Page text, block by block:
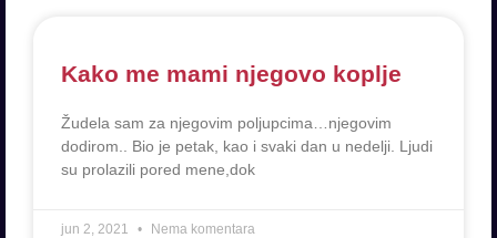
Kako me mami njegovo koplje
Žudela sam za njegovim poljupcima…njegovim
dodirom.. Bio je petak, kao i svaki dan u nedelji. Ljudi
su prolazili pored mene,dok
jun 2, 2021 Nema komentara